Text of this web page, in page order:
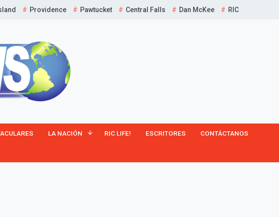
Providence Pawtucket Central Falls Dan McKee RIC
LA NACIÓN RIC LIFE! ESCRITORES CONTÁCTANOS
¡Suscríbete y Vive la
Experiencia!